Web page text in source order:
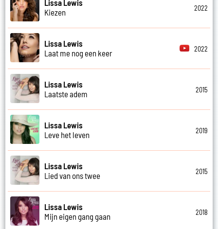
Lissa Lewis
Kiezen
2022
Lissa Lewis
Laat me nog een keer
2022
Lissa Lewis
Laatste adem
2015
Lissa Lewis
Leve het leven
2019
Lissa Lewis
Lied van ons twee
2015
Lissa Lewis
Mijn eigen gang gaan
2018